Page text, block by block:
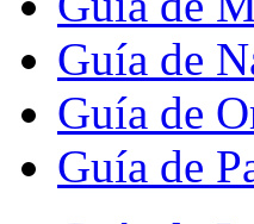
Guía de
Guía de
Guía de